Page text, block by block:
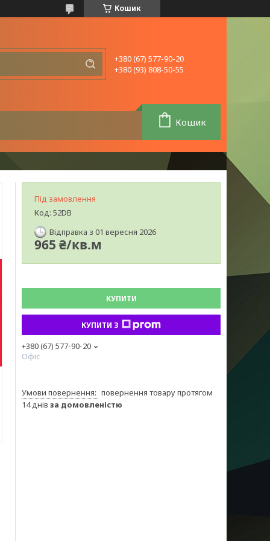
Кошик
+380 (67) 577-90-20
+380 (93) 808-50-55
Кошик
Під замовлення
Код: 52DB
Відправка з 01 вересня 2026
965 ₴/кв.м
КУПИТИ
КУПИТИ З
+380 (67) 577-90-20
Офіс
повернення товару протягом
14 днів за домовленістю